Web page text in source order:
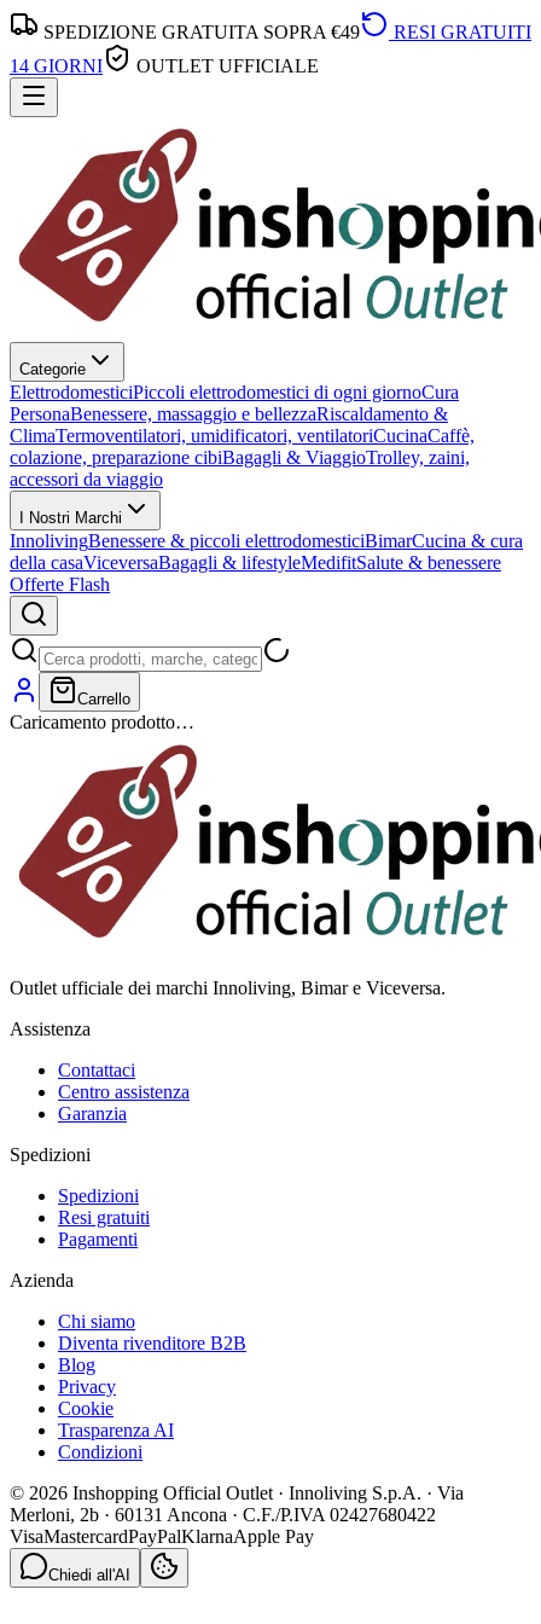
SPEDIZIONE GRATUITA SOPRA €49
RESI GRATUITI
14 GIORNI
OUTLET UFFICIALE
Categorie
ElettrodomesticiPiccoli elettrodomestici di ogni giornoCura
PersonaBenessere, massaggio e bellezzaRiscaldamento &
ClimaTermoventilatori, umidificatori, ventilatoriCucinaCaffè,
colazione, preparazione cibiBagagli & ViaggioTrolley, zaini,
accessori da viaggio
I Nostri Marchi
InnolivingBenessere & piccoli elettrodomesticiBimarCucina & cura
della casaViceversaBagagli & lifestyleMedifitSalute & benessere
Offerte Flash
Carrello
Caricamento prodotto…
Outlet ufficiale dei marchi Innoliving, Bimar e Viceversa.
Assistenza
Contattaci
Centro assistenza
Garanzia
Spedizioni
Spedizioni
Resi gratuiti
Pagamenti
Azienda
Chi siamo
Diventa rivenditore B2B
Blog
Privacy
Cookie
Trasparenza AI
Condizioni
© 2026 Inshopping Official Outlet · Innoliving S.p.A. · Via
Merloni, 2b · 60131 Ancona · C.F./P.IVA 02427680422
VisaMastercardPayPalKlarnaApple Pay
Chiedi all'AI